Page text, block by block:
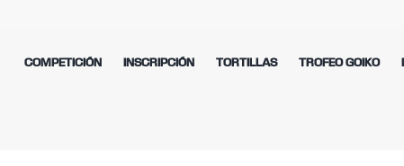
COMPETICIÓN INSCRIPCIÓN TORTILLAS TROFEO GOIKO